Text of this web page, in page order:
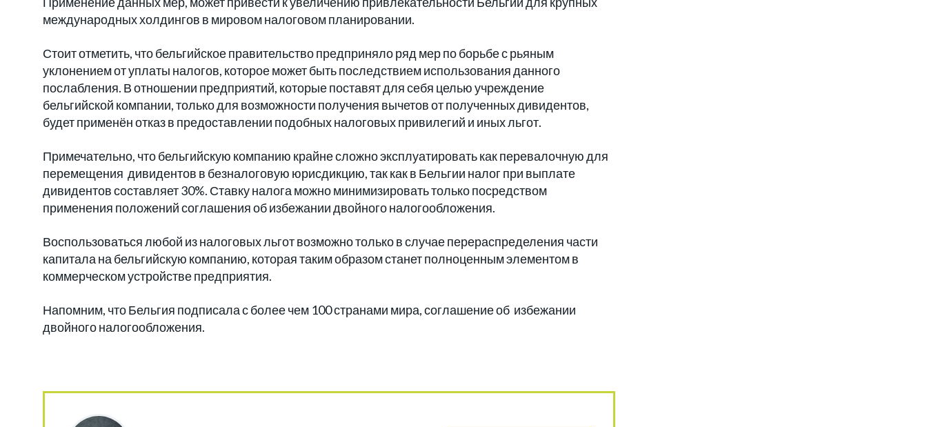
международных холдингов в мировом налоговом планировании.
Стоит отметить, что бельгийское правительство предприняло ряд мер по борьбе с рьяным
уклонением от уплаты налогов, которое может быть последствием использования данного
послабления. В отношении предприятий, которые поставят для себя целью учреждение
бельгийской компании, только для возможности получения вычетов от полученных дивидентов,
будет применён отказ в предоставлении подобных налоговых привилегий и иных льгот.
Примечательно, что бельгийскую компанию крайне сложно эксплуатировать как перевалочную для
перемещения дивидентов в безналоговую юрисдикцию, так как в Бельгии налог при выплате
дивидентов составляет 30%. Ставку налога можно минимизировать только посредством
применения положений соглашения об избежании двойного налогообложения.
Воспользоваться любой из налоговых льгот возможно только в случае перераспределения части
капитала на бельгийскую компанию, которая таким образом станет полноценным элементом в
коммерческом устройстве предприятия.
Напомним, что Бельгия подписала с более чем 100 странами мира, соглашение об избежании
двойного налогообложения.